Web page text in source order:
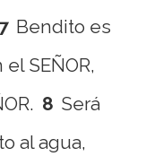
7 Bendito es
SEÑOR,
8 Será
al agua,